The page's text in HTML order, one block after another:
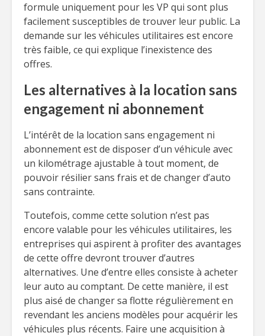
formule uniquement pour les VP qui sont plus
facilement susceptibles de trouver leur public. La
demande sur les véhicules utilitaires est encore
très faible, ce qui explique l’inexistence des
offres.
Les alternatives à la location sans
engagement ni abonnement
L’intérêt de la location sans engagement ni
abonnement est de disposer d’un véhicule avec
un kilométrage ajustable à tout moment, de
pouvoir résilier sans frais et de changer d’auto
sans contrainte.
Toutefois, comme cette solution n’est pas
encore valable pour les véhicules utilitaires, les
entreprises qui aspirent à profiter des avantages
de cette offre devront trouver d’autres
alternatives. Une d’entre elles consiste à acheter
leur auto au comptant. De cette manière, il est
plus aisé de changer sa flotte régulièrement en
revendant les anciens modèles pour acquérir les
véhicules plus récents. Faire une acquisition à